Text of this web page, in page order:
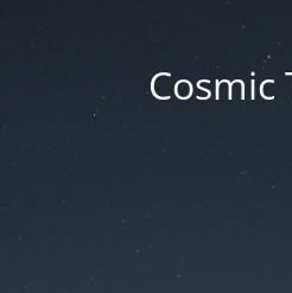
Cosmic